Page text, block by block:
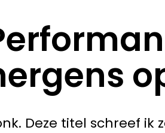
Deze titel schreef ik